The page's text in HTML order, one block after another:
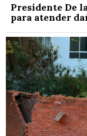
Presidente De
para atender